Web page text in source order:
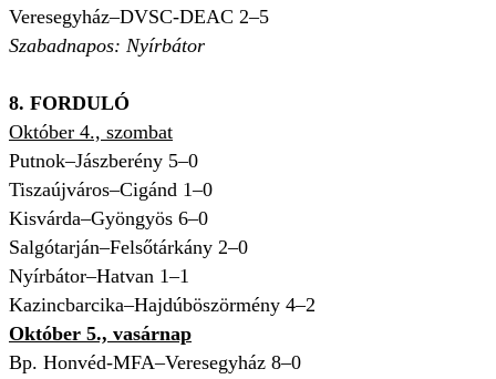
Veresegyház–DVSC-DEAC 2–5
Szabadnapos: Nyírbátor
8. FORDULÓ
Október 4., szombat
Putnok–Jászberény 5–0
Tiszaújváros–Cigánd 1–0
Kisvárda–Gyöngyös 6–0
Salgótarján–Felsőtárkány 2–0
Nyírbátor–Hatvan 1–1
Kazincbarcika–Hajdúböszörmény 4–2
Október 5., vasárnap
Bp. Honvéd-MFA–Veresegyház 8–0